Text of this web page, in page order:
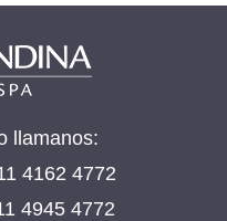
llamanos:
4162 4772
4945 4772